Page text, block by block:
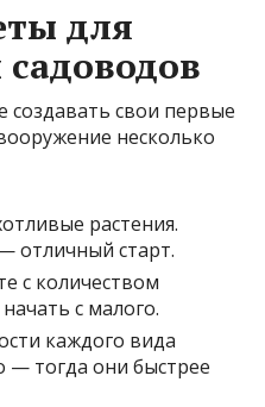
для
создавать свои первые
несколько
растения.
отличный старт.
с количеством
с малого.
каждого вида
— тогда они быстрее